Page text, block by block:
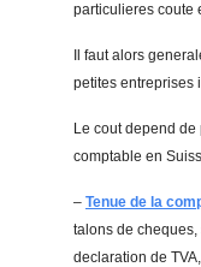
particulieres coute
Il faut alors
petites entreprises
Le cout depend
comptable en
– Tenue de la
talons de
declaration de